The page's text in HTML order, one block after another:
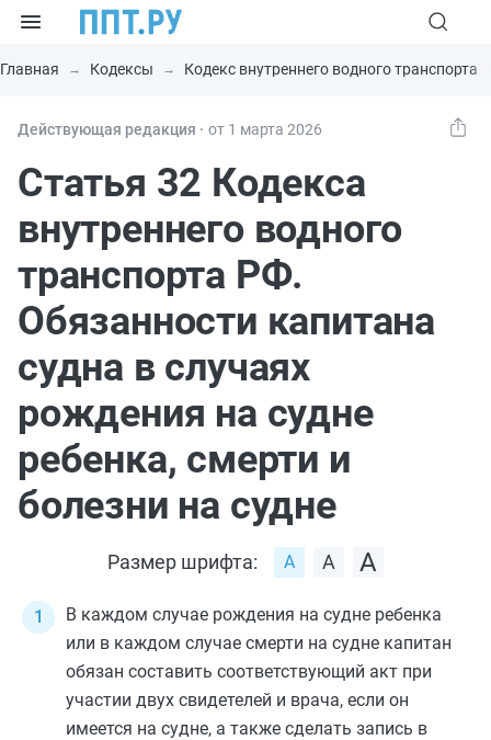
Главная Кодексы Кодекс внутреннего водного транспорта
Действующая редакция ⸱ от 1 марта 2026
Статья 32 Кодекса
внутреннего водного
транспорта РФ.
Обязанности капитана
судна в случаях
рождения на судне
ребенка, смерти и
болезни на судне
Размер шрифта:
В каждом случае рождения на судне ребенка
или в каждом случае смерти на судне капитан
обязан составить соответствующий акт при
участии двух свидетелей и врача, если он
имеется на судне, а также сделать запись в